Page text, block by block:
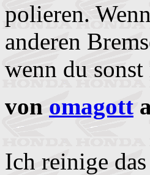
polieren.
anderen
wenn du
von omagott
Ich reinige